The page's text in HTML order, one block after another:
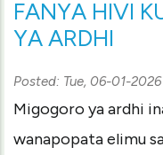
FANYA HIVI
YA ARDHI
Posted: Tue, 06-01-2026
Migogoro ya ardhi
wanapopata elimu